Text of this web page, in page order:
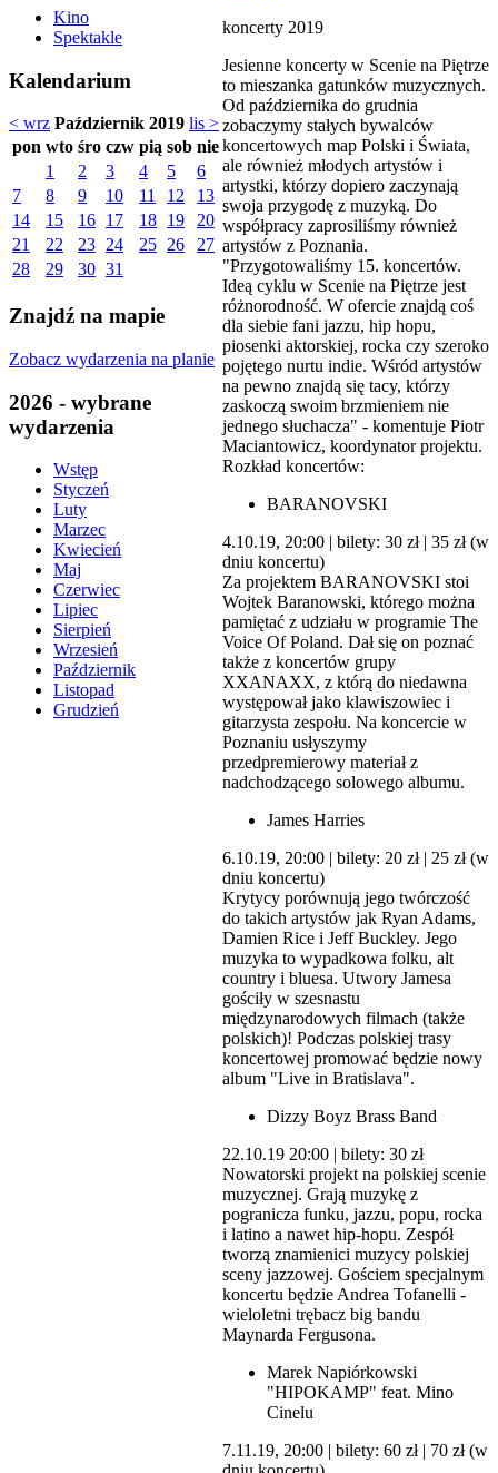
Kino
Spektakle
Kalendarium
< wrz Październik 2019 lis >
pon wto śro czw pią sob nie
1
2 3 4 5
6
7
8 9 10 11 12
13
14
15 16 17 18 19
20
21
22 23 24 25 26
27
28
29 30 31
Znajdź na mapie
Zobacz wydarzenia na planie
2026 - wybrane
wydarzenia
Wstęp
Styczeń
Luty
Marzec
Kwiecień
Maj
Czerwiec
Lipiec
Sierpień
Wrzesień
Październik
Listopad
Grudzień
koncerty 2019
Jesienne koncerty w Scenie na Piętrze
to mieszanka gatunków muzycznych.
Od października do grudnia
zobaczymy stałych bywalców
koncertowych map Polski i Świata,
ale również młodych artystów i
artystki, którzy dopiero zaczynają
swoja przygodę z muzyką. Do
współpracy zaprosiliśmy również
artystów z Poznania.
"Przygotowaliśmy 15. koncertów.
Ideą cyklu w Scenie na Piętrze jest
różnorodność. W ofercie znajdą coś
dla siebie fani jazzu, hip hopu,
piosenki aktorskiej, rocka czy szeroko
pojętego nurtu indie. Wśród artystów
na pewno znajdą się tacy, którzy
zaskoczą swoim brzmieniem nie
jednego słuchacza" - komentuje Piotr
Maciantowicz, koordynator projektu.
Rozkład koncertów:
BARANOVSKI
4.10.19, 20:00 | bilety: 30 zł | 35 zł (w
dniu koncertu)
Za projektem BARANOVSKI stoi
Wojtek Baranowski, którego można
pamiętać z udziału w programie The
Voice Of Poland. Dał się on poznać
także z koncertów grupy
XXANAXX, z którą do niedawna
występował jako klawiszowiec i
gitarzysta zespołu. Na koncercie w
Poznaniu usłyszymy
przedpremierowy materiał z
nadchodzącego solowego albumu.
James Harries
6.10.19, 20:00 | bilety: 20 zł | 25 zł (w
dniu koncertu)
Krytycy porównują jego twórczość
do takich artystów jak Ryan Adams,
Damien Rice i Jeff Buckley. Jego
muzyka to wypadkowa folku, alt
country i bluesa. Utwory Jamesa
gościły w szesnastu
międzynarodowych filmach (także
polskich)! Podczas polskiej trasy
koncertowej promować będzie nowy
album "Live in Bratislava".
Dizzy Boyz Brass Band
22.10.19 20:00 | bilety: 30 zł
Nowatorski projekt na polskiej scenie
muzycznej. Grają muzykę z
pogranicza funku, jazzu, popu, rocka
i latino a nawet hip-hopu. Zespół
tworzą znamienici muzycy polskiej
sceny jazzowej. Gościem specjalnym
koncertu będzie Andrea Tofanelli -
wieloletni trębacz big bandu
Maynarda Fergusona.
Marek Napiórkowski
"HIPOKAMP" feat. Mino
Cinelu
7.11.19, 20:00 | bilety: 60 zł | 70 zł (w